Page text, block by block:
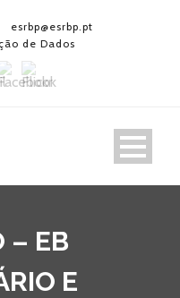
esrbp@esrbp.pt
de Dados
– EB
E